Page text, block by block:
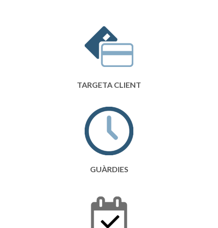
TARGETA CLIENT
GUÀRDIES